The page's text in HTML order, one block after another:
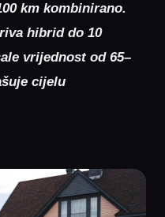
km kombinirano.
hibrid do 10
vrijednost od 65–
cijelu